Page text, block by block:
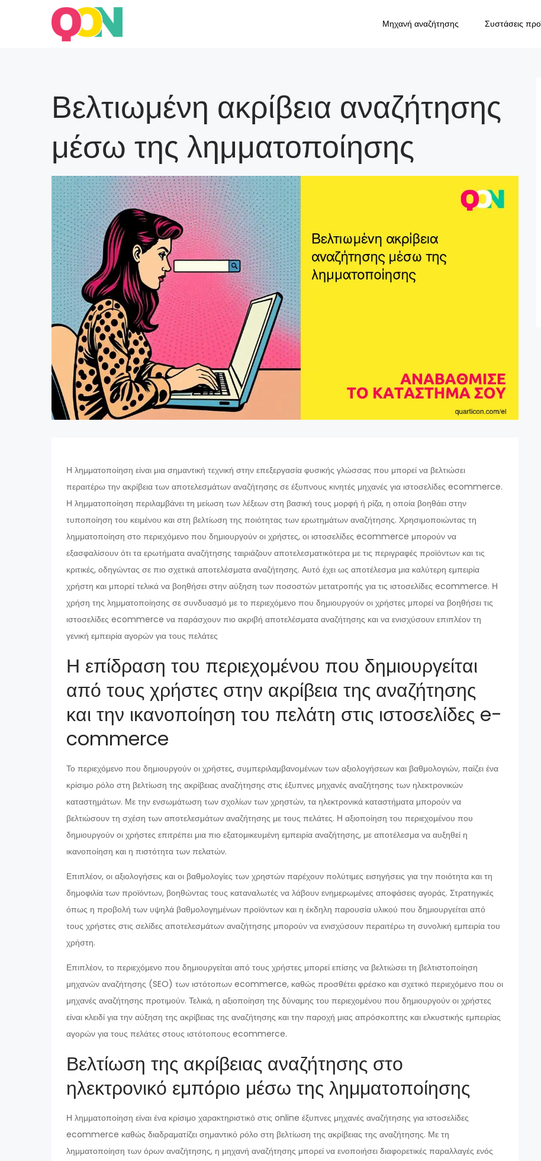
Μηχανή αναζήτησης Συστάσεις
Βελτιωμένη ακρίβεια αναζήτησης
μέσω της λημματοποίησης
Η λημματοποίηση είναι μια σημαντική τεχνική στην επεξεργασία φυσικής γλώσσας που μπορεί να βελτιώσει
περαιτέρω την ακρίβεια των αποτελεσμάτων αναζήτησης σε έξυπνους κινητές μηχανές για ιστοσελίδες ecommerce.
Η λημματοποίηση περιλαμβάνει τη μείωση των λέξεων στη βασική τους μορφή ή ρίζα, η οποία βοηθάει στην
τυποποίηση του κειμένου και στη βελτίωση της ποιότητας των ερωτημάτων αναζήτησης. Χρησιμοποιώντας τη
λημματοποίηση στο περιεχόμενο που δημιουργούν οι χρήστες, οι ιστοσελίδες ecommerce μπορούν να
εξασφαλίσουν ότι τα ερωτήματα αναζήτησης ταιριάζουν αποτελεσματικότερα με τις περιγραφές προϊόντων και τις
κριτικές, οδηγώντας σε πιο σχετικά αποτελέσματα αναζήτησης. Αυτό έχει ως αποτέλεσμα μια καλύτερη εμπειρία
χρήστη και μπορεί τελικά να βοηθήσει στην αύξηση των ποσοστών μετατροπής για τις ιστοσελίδες ecommerce. Η
χρήση της λημματοποίησης σε συνδυασμό με το περιεχόμενο που δημιουργούν οι χρήστες μπορεί να βοηθήσει τις
ιστοσελίδες ecommerce να παράσχουν πιο ακριβή αποτελέσματα αναζήτησης και να ενισχύσουν επιπλέον τη
γενική εμπειρία αγορών για τους πελάτες
Η επίδραση του περιεχομένου που δημιουργείται
από τους χρήστες στην ακρίβεια της αναζήτησης
και την ικανοποίηση του πελάτη στις ιστοσελίδες e-
commerce
Το περιεχόμενο που δημιουργούν οι χρήστες, συμπεριλαμβανομένων των αξιολογήσεων και βαθμολογιών, παίζει ένα
κρίσιμο ρόλο στη βελτίωση της ακρίβειας αναζήτησης στις έξυπνες μηχανές αναζήτησης των ηλεκτρονικών
καταστημάτων. Με την ενσωμάτωση των σχολίων των χρηστών, τα ηλεκτρονικά καταστήματα μπορούν να
βελτιώσουν τη σχέση των αποτελεσμάτων αναζήτησης με τους πελάτες. Η αξιοποίηση του περιεχομένου που
δημιουργούν οι χρήστες επιτρέπει μια πιο εξατομικευμένη εμπειρία αναζήτησης, με αποτέλεσμα να αυξηθεί η
ικανοποίηση και η πιστότητα των πελατών.
Επιπλέον, οι αξιολογήσεις και οι βαθμολογίες των χρηστών παρέχουν πολύτιμες εισηγήσεις για την ποιότητα και τη
δημοφιλία των προϊόντων, βοηθώντας τους καταναλωτές να λάβουν ενημερωμένες αποφάσεις αγοράς. Στρατηγικές
όπως η προβολή των υψηλά βαθμολογημένων προϊόντων και η έκδηλη παρουσία υλικού που δημιουργείται από
τους χρήστες στις σελίδες αποτελεσμάτων αναζήτησης μπορούν να ενισχύσουν περαιτέρω τη συνολική εμπειρία του
χρήστη.
Επιπλέον, το περιεχόμενο που δημιουργείται από τους χρήστες μπορεί επίσης να βελτιώσει τη βελτιστοποίηση
μηχανών αναζήτησης (SEO) των ιστότοπων ecommerce, καθώς προσθέτει φρέσκο και σχετικό περιεχόμενο που οι
μηχανές αναζήτησης προτιμούν. Τελικά, η αξιοποίηση της δύναμης του περιεχομένου που δημιουργούν οι χρήστες
είναι κλειδί για την αύξηση της ακρίβειας της αναζήτησης και την παροχή μιας απρόσκοπτης και ελκυστικής εμπειρίας
αγορών για τους πελάτες στους ιστότοπους ecommerce.
Βελτίωση της ακρίβειας αναζήτησης στο
ηλεκτρονικό εμπόριο μέσω της λημματοποίησης
Η λημματοποίηση είναι ένα κρίσιμο χαρακτηριστικό στις online έξυπνες μηχανές αναζήτησης για ιστοσελίδες
ecommerce καθώς διαδραματίζει σημαντικό ρόλο στη βελτίωση της ακρίβειας της αναζήτησης. Με τη
λημματοποίηση των όρων αναζήτησης, η μηχανή αναζήτησης μπορεί να ενοποιήσει διαφορετικές παραλλαγές ενός